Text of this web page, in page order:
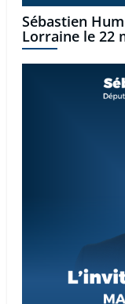
Sébastien
Lorraine le 22